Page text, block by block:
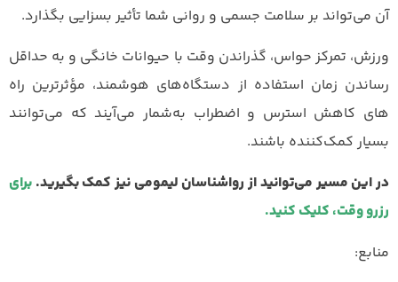
آن می‌تواند بر سلامت جسمی و روانی شما تأثیر بسزایی بگذارد.
ورزش، تمرکز حواس، گذراندن وقت با حیوانات خانگی و به حداقل
رساندن زمان استفاده از دستگاه‌های هوشمند، مؤثرترین راه
های کاهش استرس و اضطراب به‌شمار می‌آیند که می‌توانند
بسیار کمک‌کننده باشند.
در این مسیر می‌توانید از رواشناسان لیمومی نیز کمک بگیرید. برای
رزرو وقت، کلیک کنید.
منابع: